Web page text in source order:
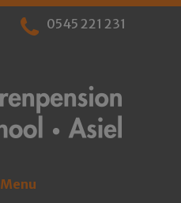
0545 221 231